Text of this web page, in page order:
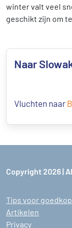
winter valt veel
geschikt zijn om
Naar
Vluchten naar
Copyright 2026 |
Tips voor
Artikelen
Privacy